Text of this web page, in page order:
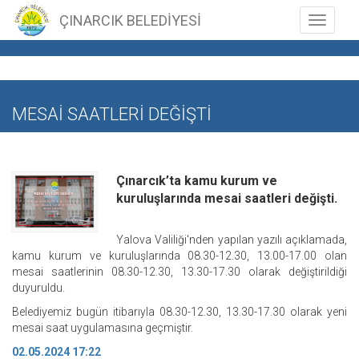
Toggle
ÇINARCIK BELEDİYESİ
MESAİ SAATLERİ DEĞİŞTİ
Çınarcık’ta kamu kurum ve
kuruluşlarında mesai saatleri değişti.
Yalova Valiliği'nden yapılan yazılı açıklamada,
kamu kurum ve kuruluşlarında 08.30-12.30, 13.00-17.00 olan
mesai saatlerinin 08.30-12.30, 13.30-17.30 olarak değiştirildiği
duyuruldu.
Belediyemiz bugün itibarıyla 08.30-12.30, 13.30-17.30 olarak yeni
mesai saat uygulamasına geçmiştir.
02.05.2024 17:22